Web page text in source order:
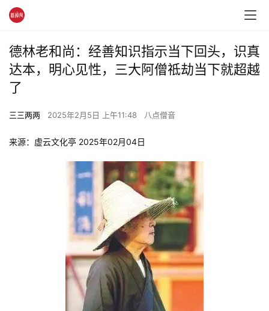
德林老和尚：经善知识指示当下回头，识真
达本，明心见性，三大阿僧祗劫当下就超越
了
三三两两 2025年2月5日 上午11:48 八点僧音
来源：虚云文化亭 2025年02月04日